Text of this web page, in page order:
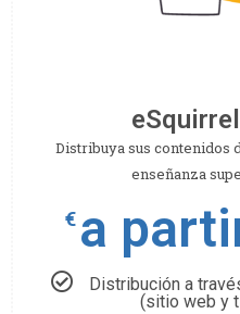
Distribuya sus contenidos
enseñanza
€ a
Distribución a
(sitio web y